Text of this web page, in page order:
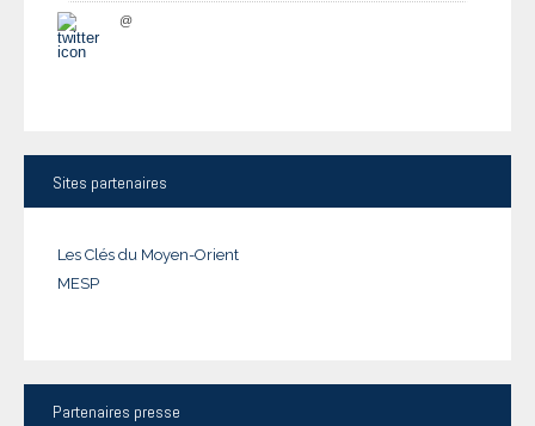
@
Sites partenaires
Les Clés du Moyen-Orient
MESP
Partenaires presse